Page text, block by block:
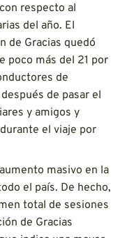
respecto al
del año. El
de Gracias quedó
poco más del 21 por
de
de pasar el
y amigos y
el viaje por
masivo en la
el país. De hecho,
total de sesiones
de Gracias